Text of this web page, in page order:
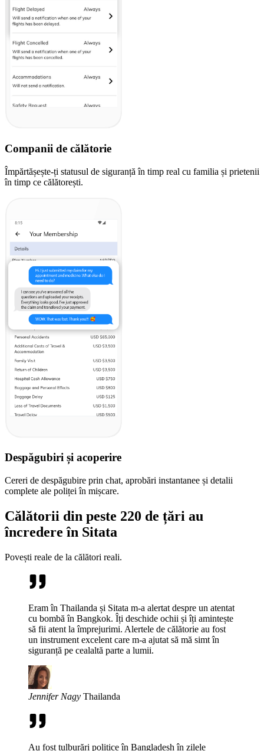
Companii de călătorie
Împărtășește-ți statusul de siguranță în timp real cu familia și prietenii
în timp ce călătorești.
Despăgubiri și acoperire
Cereri de despăgubire prin chat, aprobări instantanee și detalii
complete ale poliței în mișcare.
Călătorii din peste 220 de țări au
încredere în Sitata
Povești reale de la călători reali.
Eram în Thailanda și Sitata m-a alertat despre un atentat
cu bombă în Bangkok. Îți deschide ochii și îți amintește
să fii atent la împrejurimi. Alertele de călătorie au fost
un instrument excelent care m-a ajutat să mă simt în
siguranță pe cealaltă parte a lumii.
Jennifer Nagy Thailanda
Au fost tulburări politice în Bangladesh în zilele